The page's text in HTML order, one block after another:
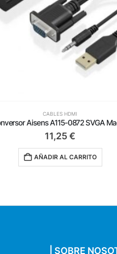
CABLES HDMI
31,99€
AÑADIR AL CARRITO
| SOBRE